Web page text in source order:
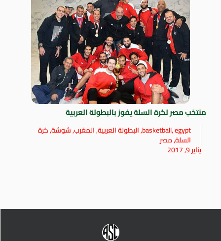
منتخب مصر لكرة السلة يفوز بالبطولة العربية
basketball,egypt
,البطولة العربية,المغرب,شوشة,كرة
السلة,مصر
يناير 9, 2017